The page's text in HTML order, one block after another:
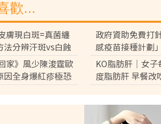
歡...
膚現白斑=真菌纏
法分辨汗斑vs白蝕
不同
政府資助免費打
感疫苗接種計劃
苗 8類人可優先
月底先到港【附
家》風少陳浚霆歐
因全身爆紅疹極恐
回港求醫【附皮膚
KO脂肪肝｜女
度脂肪肝 早餐改
減15磅逆轉脂肪